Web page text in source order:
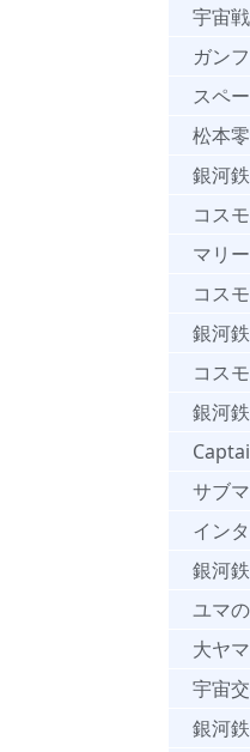
宇宙
ガン
スペ
松本
銀河
コス
マリ
コス
銀河
コス
銀河
サブ
イン
銀河
ユマ
大ヤ
宇宙
銀河